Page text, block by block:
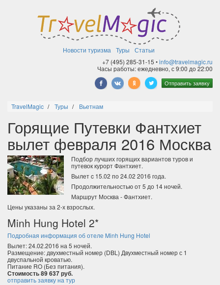
Новости туризма Туры
Статьи
+7 (495) 285-31-15 •info@travelmagic.ru
Часы работы: ежедневно, с 9:00 до 22:00
Отправить заявку
TravelMagic Туры Вьетнам
Горящие Путевки Фантхиет
вылет февраля 2016 Москва
Подбор лучших горящих вариантов туров и
путевок курорт Фантхиет.
Вылет c 15.02 по 24.02 2016 года.
Продолжительностью от 5 до 14 ночей.
Маршрут Москва - Фантхиет.
Цены указаны за 2-х взрослых.
Minh Hung Hotel 2*
Подробная информация об отеле Minh Hung Hotel
Вылет: 24.02.2016 на 5 ночей.
Размещение: двухместный номер (DBL) Двухместный номер с 1
двуспальной кроватью.
Питание RO (Без питания).
Стоимость 89 637 руб.
отправить заявку на тур